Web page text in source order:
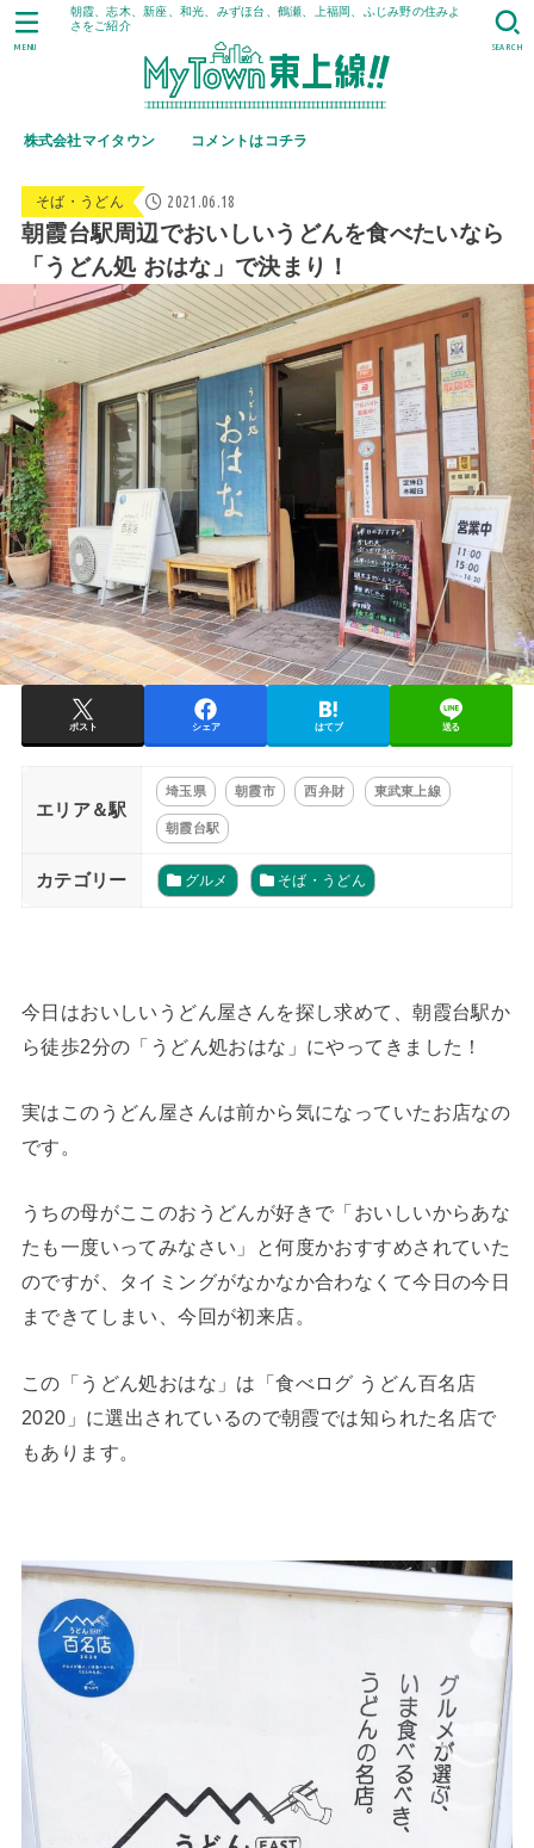
朝霞、志木、新座、和光、みずほ台、鶴瀬、上福岡、ふじみ野の住みよ
さをご紹介
株式会社マイタウン コメントはコチラ
SEARCH
MENU
そば・うどん 2021.06.18
朝霞台駅周辺でおいしいうどんを食べたいなら
「うどん処 おはな」で決まり！
ポスト シェア はてブ 送る
エリア＆駅
埼玉県 朝霞市 西弁財 東武東上線
朝霞台駅
カテゴリー グルメ そば・うどん
今日はおいしいうどん屋さんを探し求めて、朝霞台駅か
ら徒歩2分の「うどん処おはな」にやってきました！
実はこのうどん屋さんは前から気になっていたお店なの
です。
うちの母がここのおうどんが好きで「おいしいからあな
たも一度いってみなさい」と何度かおすすめされていた
のですが、タイミングがなかなか合わなくて今日の今日
まできてしまい、今回が初来店。
この「うどん処おはな」は「食べログ うどん百名店
2020」に選出されているので朝霞では知られた名店で
もあります。